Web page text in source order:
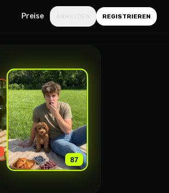
Preise REGISTRIEREN
»
87